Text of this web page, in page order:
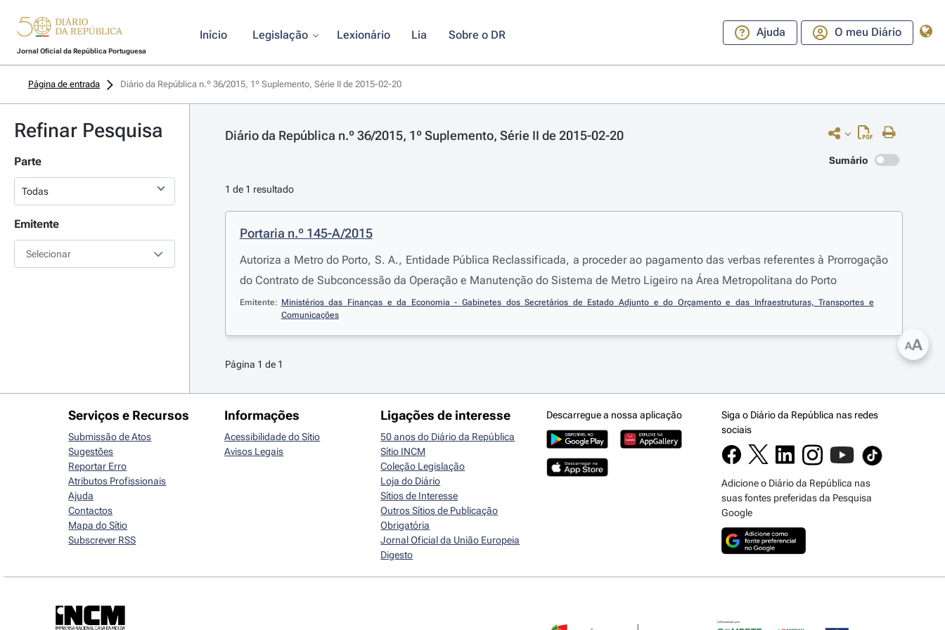
Jornal Oficial da República Portuguesa
Início Legislação Lexionário Lia Sobre o DR Ajuda O meu Diário
Página de entrada Diário da República n.º 36/2015, 1º Suplemento, Série II de 2015-02-20
Refinar Pesquisa
Parte
Emitente
Selecionar
Diário da República n.º 36/2015, 1º Suplemento, Série II de 2015-02-20
Sumário
1 de 1 resultado
Portaria n.º 145-A/2015
Autoriza a Metro do Porto, S. A., Entidade Pública Reclassificada, a proceder ao pagamento das verbas referentes à Prorrogação
do Contrato de Subconcessão da Operação e Manutenção do Sistema de Metro Ligeiro na Área Metropolitana do Porto
Emitente: Ministérios das Finanças e da Economia - Gabinetes dos Secretários de Estado Adjunto e do Orçamento e das Infraestruturas, Transportes e
Comunicações
Página 1 de 1
AA
Serviços e Recursos
Submissão de Atos
Sugestões
Reportar Erro
Atributos Profissionais
Ajuda
Contactos
Mapa do Sítio
Subscrever RSS
Informações
Acessibilidade do Sítio
Avisos Legais
Ligações de interesse
50 anos do Diário da República
Sítio INCM
Coleção Legislação
Loja do Diário
Sítios de Interesse
Outros Sítios de Publicação
Obrigatória
Jornal Oficial da União Europeia
Digesto
Descarregue a nossa aplicação
Siga o Diário da República nas redes
sociais
Adicione o Diário da República nas
suas fontes preferidas da Pesquisa
Google